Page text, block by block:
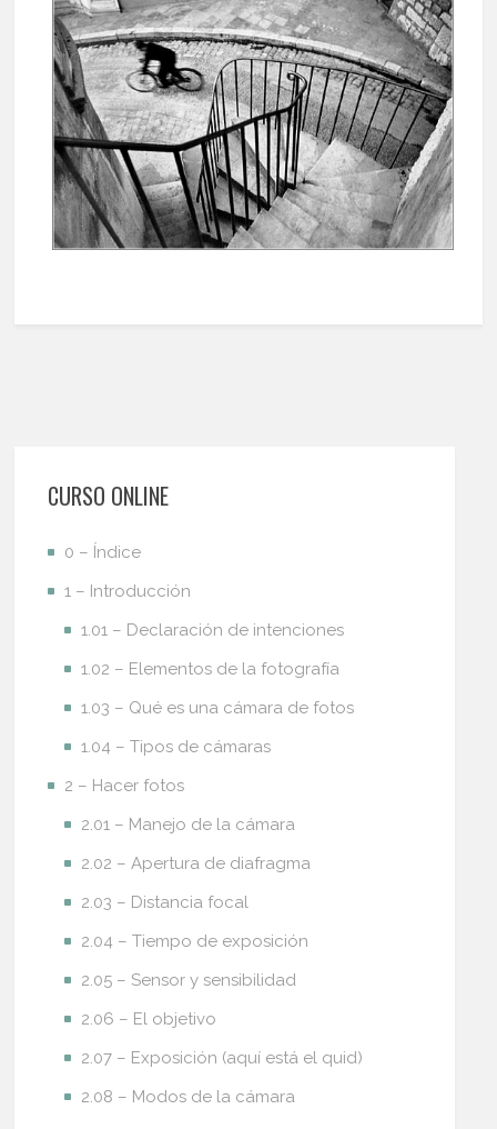
CURSO ONLINE
0 – Índice
1 – Introducción
1.01 – Declaración de intenciones
1.02 – Elementos de la fotografía
1.03 – Qué es una cámara de fotos
1.04 – Tipos de cámaras
2 – Hacer fotos
2.01 – Manejo de la cámara
2.02 – Apertura de diafragma
2.03 – Distancia focal
2.04 – Tiempo de exposición
2.05 – Sensor y sensibilidad
2.06 – El objetivo
2.07 – Exposición (aquí está el quid)
2.08 – Modos de la cámara